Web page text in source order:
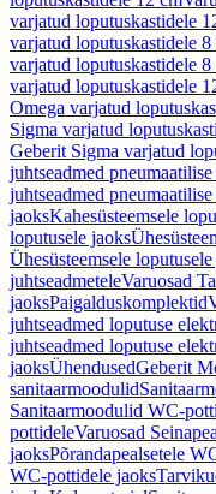
varjatud loputuskastidele
varjatud loputuskastidele 8
varjatud loputuskastidele 8
varjatud loputuskastidele
Omega varjatud
Sigma varjatud
Geberit Sigma varjatud
juhtseadmed
juhtseadmed
jaoksKahesüsteemsele
loputusele jaoks
Ühesüsteemsele
juhtseadmeteleVaruosad
jaoksPaigalduskomplektid
juhtseadmed loputuse
juhtseadmed loputuse
jaoksÜhendusedGeberit
sanitaarmoodulid
Sanitaarmoodulid WC-
pottideleVaruosad
jaoksPõrandapealsetele
WC-pottidele jaoks